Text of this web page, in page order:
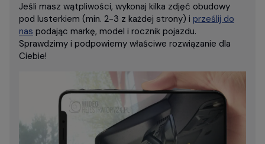
Jeśli masz wątpliwości, wykonaj kilka zdjęć obudowy
pod lusterkiem (min. 2-3 z każdej strony) i prześlij do
nas podając markę, model i rocznik pojazdu.
Sprawdzimy i podpowiemy właściwe rozwiązanie dla
Ciebie!